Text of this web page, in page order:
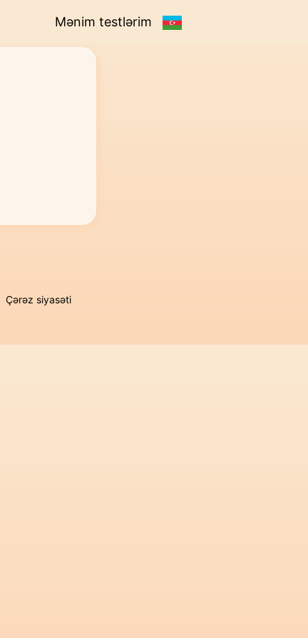
Mənim testlərim
Çərəz siyasəti